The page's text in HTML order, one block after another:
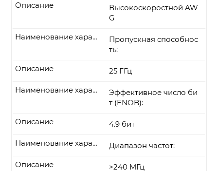
Высокоскоростной AW
G
Описание
Пропускная способнос
ть:
Наименование характеристики
25 ГГц
Описание
Эффективное число би
т (ENOB):
Наименование характеристики
4.9 бит
Описание
Диапазон частот:
Наименование характеристики
>240 МГц
Описание